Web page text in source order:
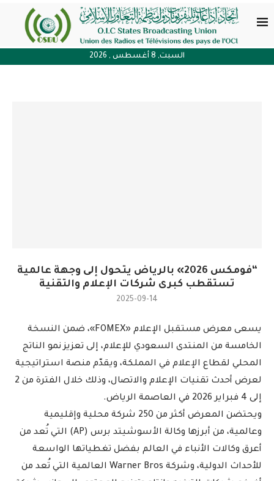
السبت, 8 أغسطس , 2026
“فومكس 2026» بالرياض يتحول إلى وجهة عالمية
تستقطب كبرى شركات الإعلام والتقنية
2025-09-14
يسعى معرض مستقبل الإعلام «FOMEX»، ضمن النسخة
الخامسة من المنتدى السعودي للإعلام، إلى تعزيز نمو الناتج
المحلي لقطاع الإعلام في المملكة، ويقدّم منصة استراتيجية
لعرض أحدث تقنيات الإعلام والاتصال، وذلك خلال الفترة من 2
إلى 4 فبراير 2026 في العاصمة الرياض.
ويحتضن المعرض أكثر من 250 شركة محلية وإقليمية
وعالمية، من أبرزها وكالة الأسوشيتد برس (AP) التي تُعد من
أعرق وكالات الأنباء في العالم بفضل تغطياتها الواسعة
للأحداث الدولية، وشركة Warner Bros العالمية التي تُعد من